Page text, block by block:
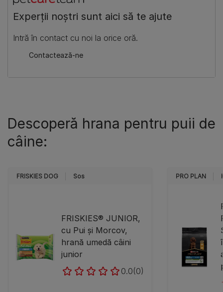
​Experții noștri sunt aici să te ajute
​Intră în contact cu noi la orice oră.
​Contactează-ne
Descoperă hrana pentru puii de
câine:
FRISKIES DOG Sos
FRISKIES® JUNIOR,
cu Pui și Morcov,
hrană umedă câini
junior
0.0(0)
PRO PLAN